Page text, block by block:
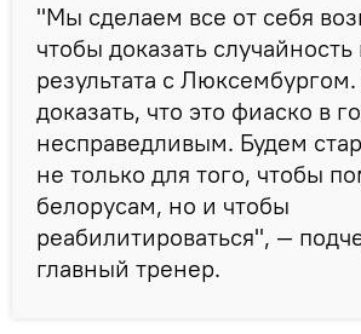
"Мы сделаем все от себя
чтобы доказать
результата с
доказать, что это фиаско в
несправедливым. Будем
не только для того, чтобы
белорусам, но и чтобы
реабилитироваться", —
главный тренер.